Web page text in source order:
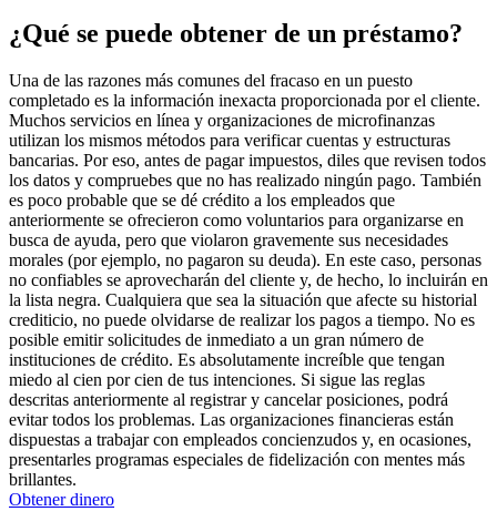
¿Qué se puede obtener de un préstamo?
Una de las razones más comunes del fracaso en un puesto
completado es la información inexacta proporcionada por el cliente.
Muchos servicios en línea y organizaciones de microfinanzas
utilizan los mismos métodos para verificar cuentas y estructuras
bancarias. Por eso, antes de pagar impuestos, diles que revisen todos
los datos y compruebes que no has realizado ningún pago. También
es poco probable que se dé crédito a los empleados que
anteriormente se ofrecieron como voluntarios para organizarse en
busca de ayuda, pero que violaron gravemente sus necesidades
morales (por ejemplo, no pagaron su deuda). En este caso, personas
no confiables se aprovecharán del cliente y, de hecho, lo incluirán en
la lista negra. Cualquiera que sea la situación que afecte su historial
crediticio, no puede olvidarse de realizar los pagos a tiempo. No es
posible emitir solicitudes de inmediato a un gran número de
instituciones de crédito. Es absolutamente increíble que tengan
miedo al cien por cien de tus intenciones. Si sigue las reglas
descritas anteriormente al registrar y cancelar posiciones, podrá
evitar todos los problemas. Las organizaciones financieras están
dispuestas a trabajar con empleados concienzudos y, en ocasiones,
presentarles programas especiales de fidelización con mentes más
brillantes.
Obtener dinero